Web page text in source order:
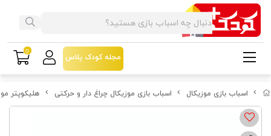
اسباب بازی موزیکال اسباب بازی موزیکال چراغ دار و حرکتی هلیکوپتر
مجله کودک پلاس
0